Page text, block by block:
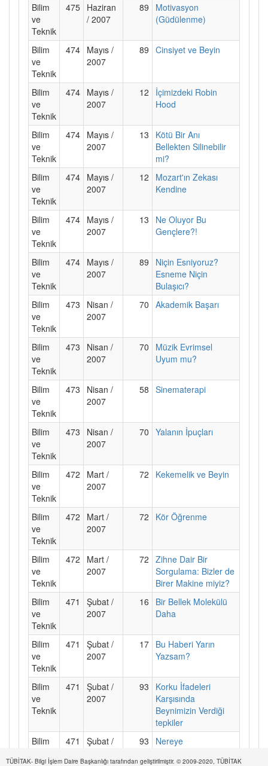
Bilim
ve
Teknik
475 Haziran
/ 2007
89
Motivasyon
(Güdülenme)
Bilim
ve
Teknik
474 Mayıs /
2007
89 Cinsiyet ve Beyin
Bilim
ve
Teknik
474 Mayıs /
2007
12
İçimizdeki Robin
Hood
Bilim
ve
Teknik
474 Mayıs /
2007
13
Kötü Bir Anı
Bellekten Silinebilir
mi?
Bilim
ve
Teknik
474 Mayıs /
2007
12
Mozart'ın Zekası
Kendine
Bilim
ve
Teknik
474 Mayıs /
2007
13
Ne Oluyor Bu
Gençlere?!
Bilim
ve
Teknik
474 Mayıs /
2007
89
Niçin Esniyoruz?
Esneme Niçin
Bulaşıcı?
Bilim
ve
Teknik
473
Nisan /
2007
70 Akademik Başarı
Bilim
ve
Teknik
473
Nisan /
2007
70
Müzik Evrimsel
Uyum mu?
Bilim
ve
Teknik
473
Nisan /
2007
58 Sinematerapi
Bilim
ve
Teknik
473
Nisan /
2007
70 Yalanın İpuçları
Bilim
ve
Teknik
472
Mart /
2007
72 Kekemelik ve Beyin
Bilim
ve
Teknik
472
Mart /
2007
72 Kör Öğrenme
Bilim
ve
Teknik
472
Mart /
2007
72 Zihne Dair Bir
Sorgulama: Bizler de
Birer Makine miyiz?
Bilim
ve
Teknik
471
Şubat /
2007
16
Bir Bellek Molekülü
Daha
Bilim
ve
Teknik
471
Şubat /
2007
17 Bu Haberi Yarın
Yazsam?
Bilim
ve
Teknik
471
Şubat /
2007
93
Korku İfadeleri
Karşısında
Beynimizin Verdiği
tepkiler
Bilim
471
Şubat /
93
Nereye
TÜBİTAK- Bilgi İşlem Daire Başkanlığı tarafından geliştirilmiştir. © 2009-2020, TÜBİTAK